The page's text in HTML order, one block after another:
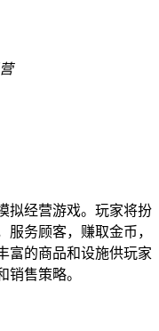
拟经营游戏。玩家将扮
务顾客，赚取金币，
富的商品和设施供玩家
销售策略。